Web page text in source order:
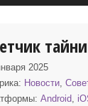
2025
Новости,
Android,